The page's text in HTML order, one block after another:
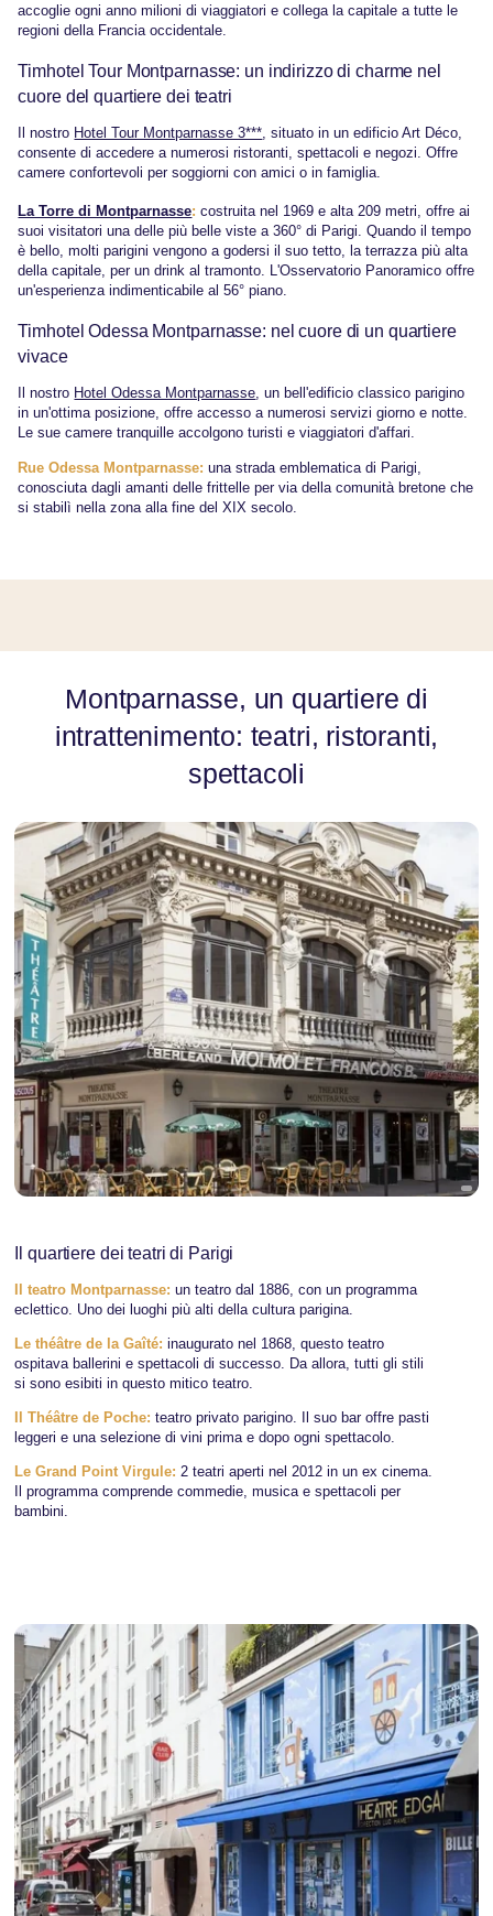
accoglie ogni anno milioni di viaggiatori e collega la capitale a tutte le
regioni della Francia occidentale.
Timhotel Tour Montparnasse: un indirizzo di charme nel
cuore del quartiere dei teatri
Il nostro Hotel Tour Montparnasse 3***, situato in un edificio Art Déco,
consente di accedere a numerosi ristoranti, spettacoli e negozi. Offre
camere confortevoli per soggiorni con amici o in famiglia.
La Torre di Montparnasse: costruita nel 1969 e alta 209 metri, offre ai
suoi visitatori una delle più belle viste a 360° di Parigi. Quando il tempo
è bello, molti parigini vengono a godersi il suo tetto, la terrazza più alta
della capitale, per un drink al tramonto. L'Osservatorio Panoramico offre
un'esperienza indimenticabile al 56° piano.
Timhotel Odessa Montparnasse: nel cuore di un quartiere
vivace
Il nostro Hotel Odessa Montparnasse, un bell'edificio classico parigino
in un'ottima posizione, offre accesso a numerosi servizi giorno e notte.
Le sue camere tranquille accolgono turisti e viaggiatori d'affari.
Rue Odessa Montparnasse:una strada emblematica di Parigi,
conosciuta dagli amanti delle frittelle per via della comunità bretone che
si stabilì nella zona alla fine del XIX secolo.
Montparnasse, un quartiere di
intrattenimento: teatri, ristoranti,
spettacoli
Il quartiere dei teatri di Parigi
Il teatro Montparnasse:un teatro dal 1886, con un programma
eclettico. Uno dei luoghi più alti della cultura parigina.
Le théâtre de la Gaîté:inaugurato nel 1868, questo teatro
ospitava ballerini e spettacoli di successo. Da allora, tutti gli stili
si sono esibiti in questo mitico teatro.
Il Théâtre de Poche:teatro privato parigino. Il suo bar offre pasti
leggeri e una selezione di vini prima e dopo ogni spettacolo.
Le Grand Point Virgule:2 teatri aperti nel 2012 in un ex cinema.
Il programma comprende commedie, musica e spettacoli per
bambini.